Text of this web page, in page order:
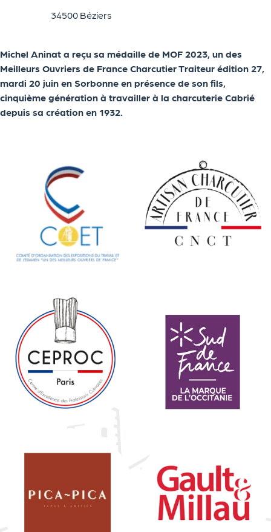
34500 Béziers
Michel Aninat a reçu sa médaille de MOF 2023, un des
Meilleurs Ouvriers de France Charcutier Traiteur édition 27,
mardi 20 juin en Sorbonne en présence de son fils,
cinquième génération à travailler à la charcuterie Cabrié
depuis sa création en 1932.